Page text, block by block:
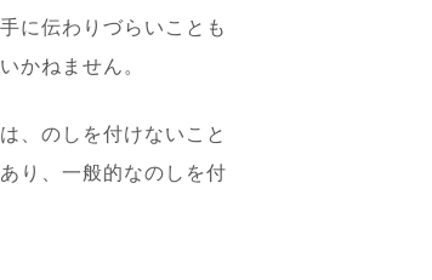
に伝わりづらいことも
かねません。
、のしを付けないこと
り、一般的なのしを付